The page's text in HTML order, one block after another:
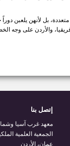
بل لأنهن يلعبن
والأردن على وجه
إتصل بنا
معهد غرب آسيا
الجمعية العلمية
عمان، الأردن